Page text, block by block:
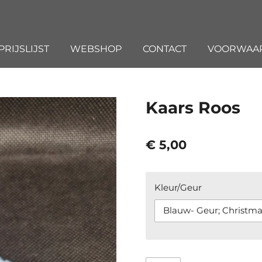
WEBSHOP CONTACT
Kaars Roos
€ 5,00
Kleur/Geur